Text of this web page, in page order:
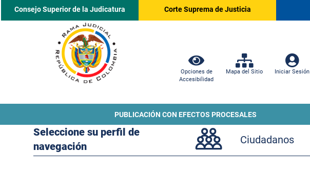
Consejo Superior de la Judicatura Corte Suprema de Justicia
Opciones de
Accesibilidad
Mapa del Sitio Iniciar Sesión
PUBLICACIÓN CON EFECTOS PROCESALES
Seleccione su perfil de
navegación
Ciudadanos